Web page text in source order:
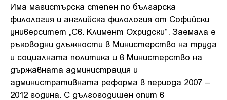
Има магистърска степен по българска
филология и английска филология от Софийски
университет „Св. Климент Охридски“. Заемала е
ръководни длъжности в Министерство на труда
и социалната политика и в Министерство на
държавната администрация и
административната реформа в периода 2007 –
2012 година. С дългогодишен опит в